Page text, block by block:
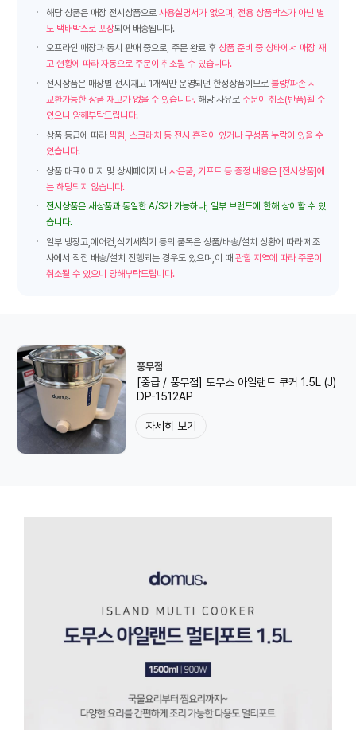
해당 상품은 매장 전시상품으로 사용설명서가 없으며, 전용 상품박스가 아닌 별
도 택배박스로 포장되어 배송됩니다.
오프라인 매장과 동시 판매 중으로, 주문 완료 후 상품 준비 중 상태에서 매장 재
고 현황에 따라 자동으로 주문이 취소될 수 있습니다.
전시상품은 매장별 전시재고 1개씩만 운영되던 한정상품이므로 불량/파손 시
교환가능한 상품 재고가 없을 수 있습니다. 해당 사유로 주문이 취소(반품)될 수
있으니 양해부탁드립니다.
상품 등급에 따라찍힘, 스크래치 등 전시 흔적이 있거나 구성품 누락이 있을 수
있습니다.
상품 대표이미지 및 상세페이지 내 사은품, 기프트 등 증정 내용은 [전시상품]에
는 해당되지 않습니다.
전시상품은 새상품과 동일한 A/S가 가능하나, 일부 브랜드에 한해 상이할 수 있
습니다.
일부 냉장고,에어컨,식기세척기 등의 품목은 상품/배송/설치 상황에 따라 제조
사에서 직접 배송/설치 진행되는 경우도 있으며,이 때 관할 지역에 따라 주문이
취소될 수 있으니 양해부탁드립니다.
풍무점
[중급 / 풍무점] 도무스 아일랜드 쿠커 1.5L (J)
DP-1512AP
자세히 보기